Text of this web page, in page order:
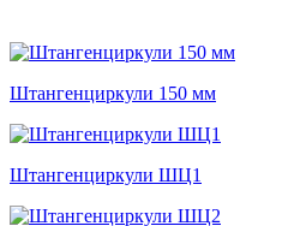
Штангенциркули 150 мм
Штангенциркули ШЦ1